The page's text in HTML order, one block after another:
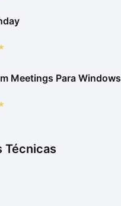
Meetings Para Windows
Técnicas